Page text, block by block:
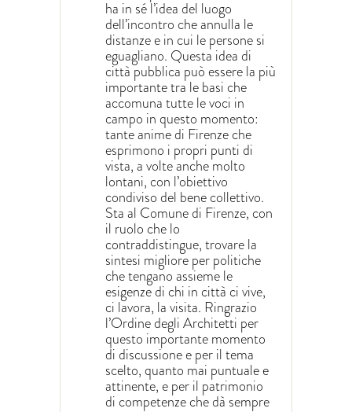
ha in sé l’idea del luogo
dell’incontro che annulla le
distanze e in cui le persone si
eguagliano. Questa idea di
città pubblica può essere la più
importante tra le basi che
accomuna tutte le voci in
campo in questo momento:
tante anime di Firenze che
esprimono i propri punti di
vista, a volte anche molto
lontani, con l’obiettivo
condiviso del bene collettivo.
Sta al Comune di Firenze, con
il ruolo che lo
contraddistingue, trovare la
sintesi migliore per politiche
che tengano assieme le
esigenze di chi in città ci vive,
ci lavora, la visita. Ringrazio
l’Ordine degli Architetti per
questo importante momento
di discussione e per il tema
scelto, quanto mai puntuale e
attinente, e per il patrimonio
di competenze che dà sempre